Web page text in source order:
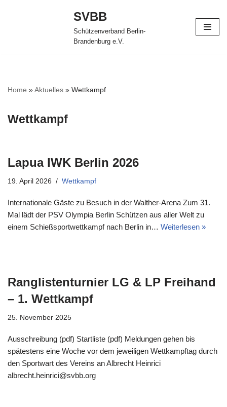
SVBB
Schützenverband Berlin-
Brandenburg e.V.
Home »Aktuelles » Wettkampf
Wettkampf
Lapua IWK Berlin 2026
19. April 2026 Wettkampf
Internationale Gäste zu Besuch in der Walther-Arena Zum 31.
Mal lädt der PSV Olympia Berlin Schützen aus aller Welt zu
einem Schießsportwettkampf nach Berlin in… Weiterlesen »
Ranglistenturnier LG & LP Freihand
– 1. Wettkampf
25. November 2025
Ausschreibung (pdf) Startliste (pdf) Meldungen gehen bis
spätestens eine Woche vor dem jeweiligen Wettkampftag durch
den Sportwart des Vereins an Albrecht Heinrici
albrecht.heinrici@svbb.org